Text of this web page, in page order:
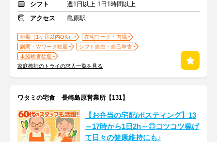
シフト
週1日以上 1日1時間以上
アクセス
島原駅
短期（1ヶ月以内OK）
在宅ワーク・内職
副業・Ｗワーク歓迎
シフト自由・自己申告
未経験者歓迎
家庭教師のトライの求人一覧を見る
ワタミの宅食 長崎島原営業所【131】
【お弁当の宅配/ポスティング】13
～17時から1日2h～◎コツコツ稼げ
て日々の健康維持にも♪